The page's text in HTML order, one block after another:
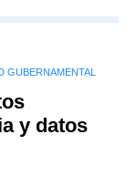
GUBERNAMENTAL
y datos